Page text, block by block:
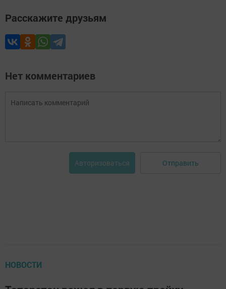
Расскажите друзьям
Нет комментариев
Авторизоваться Отправить
НОВОСТИ